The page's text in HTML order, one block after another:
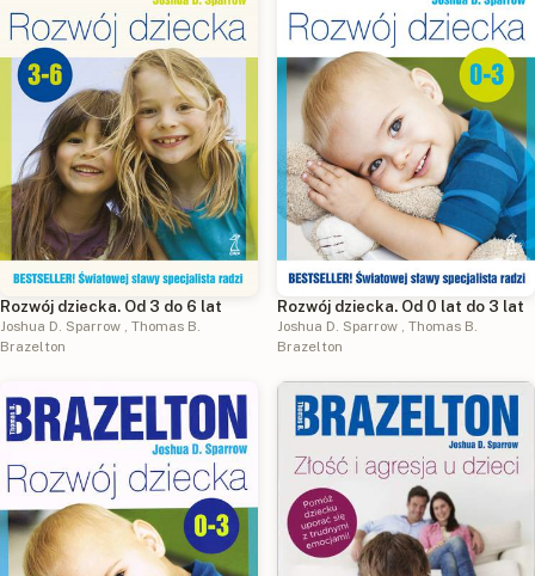
Rozwój dziecka. Od 3 do 6 lat
Joshua D. Sparrow , Thomas B.
Brazelton
Rozwój dziecka. Od 0 lat do 3 lat
Joshua D. Sparrow , Thomas B.
Brazelton